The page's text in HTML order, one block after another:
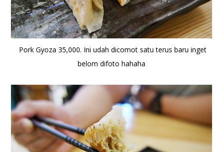
Pork Gyoza 35,000. Ini udah dicomot satu terus baru inget
belom difoto hahaha